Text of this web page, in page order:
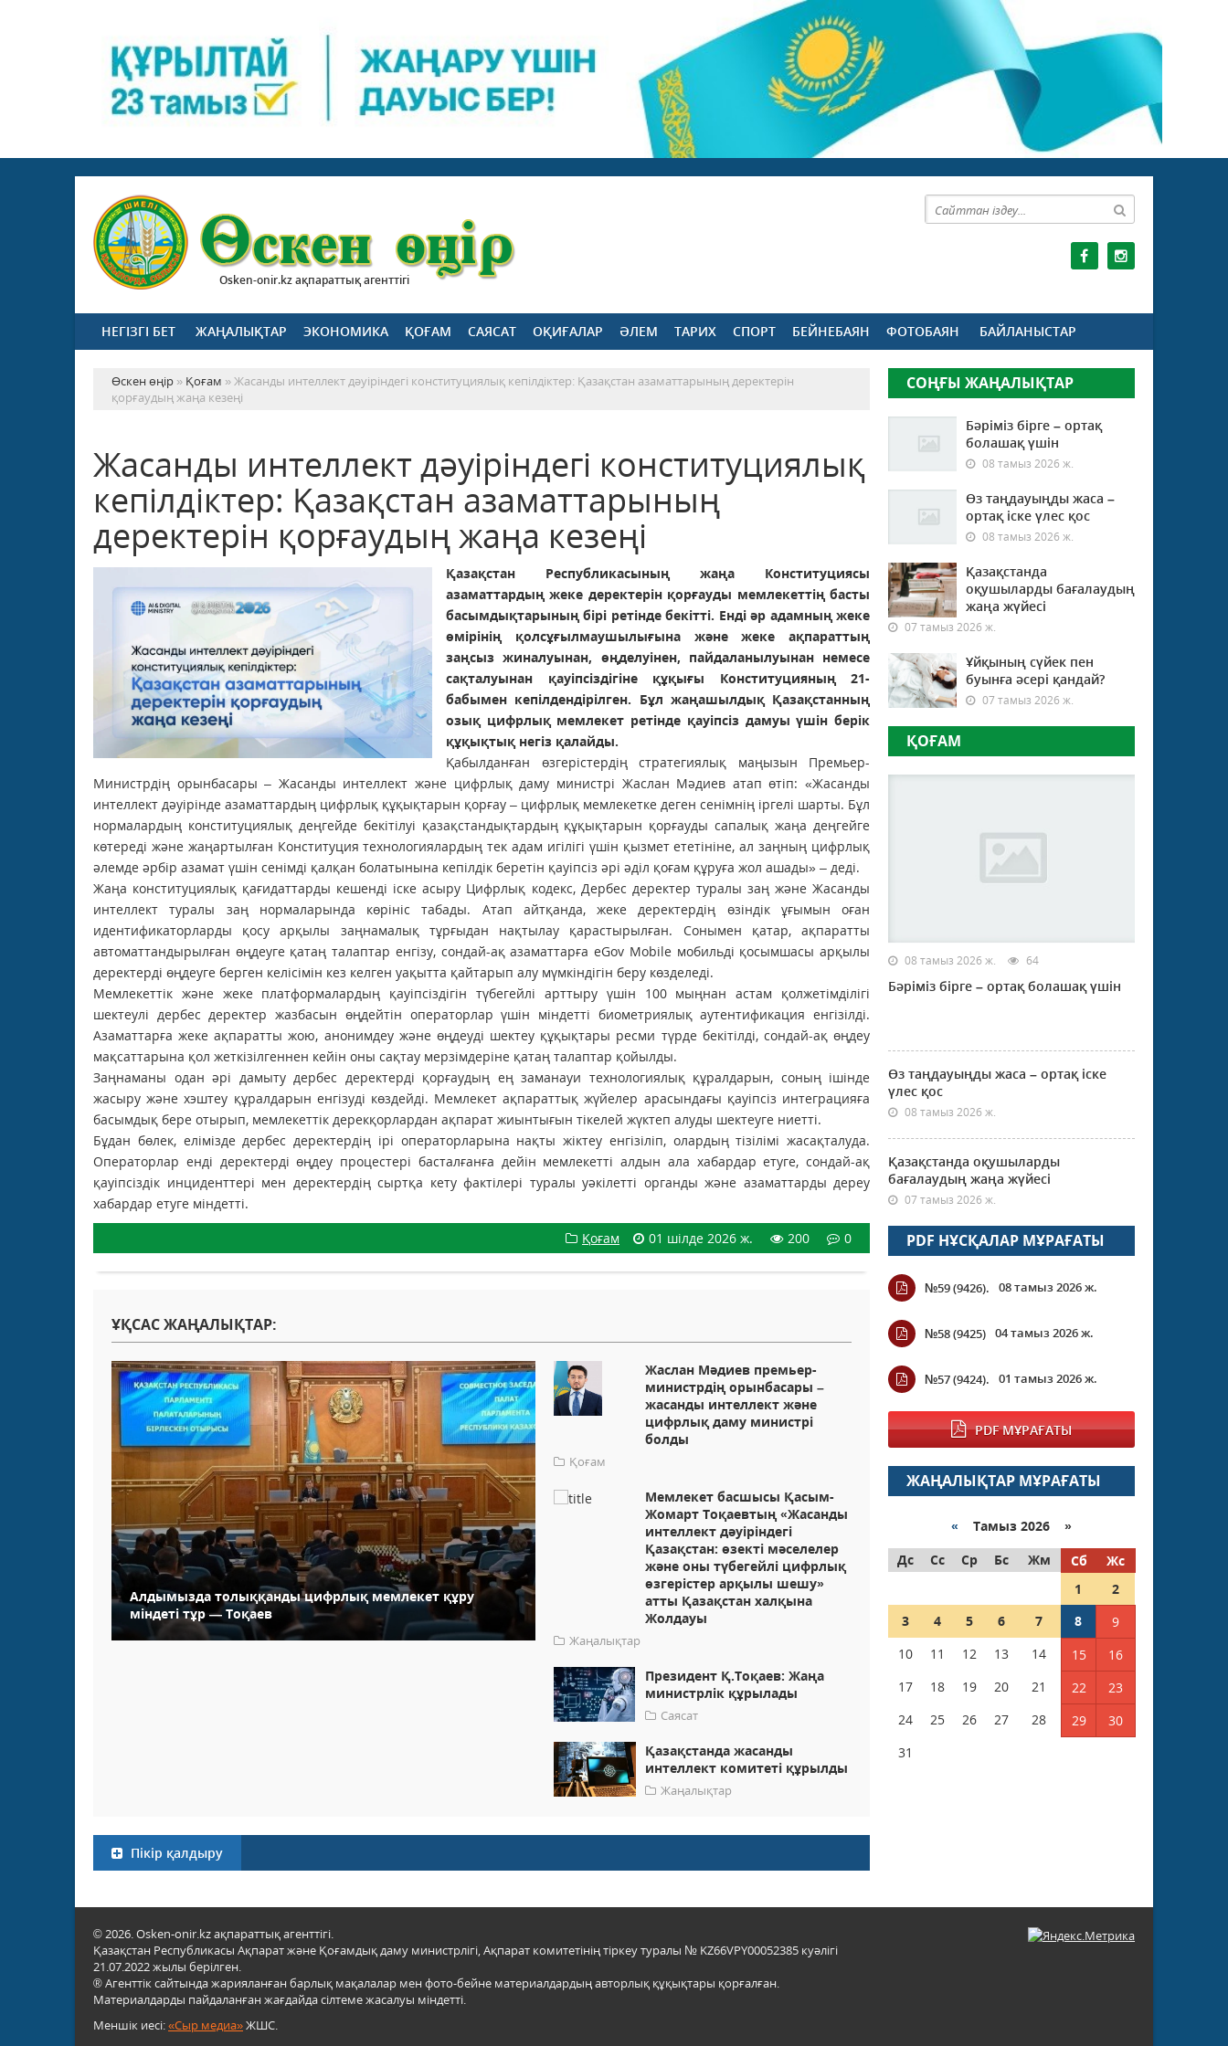
Osken-onir.kz ақпараттық агенттігі
НЕГІЗГІ БЕТ ЖАҢАЛЫҚТАР ЭКОНОМИКА ҚОҒАМ САЯСАТ ОҚИҒАЛАР ӘЛЕМ ТАРИХ СПОРТ БЕЙНЕБАЯН ФОТОБАЯН БАЙЛАНЫСТАР
Өскен өңір » Қоғам » Жасанды интеллект дәуіріндегі конституциялық кепілдіктер: Қазақстан азаматтарының деректерін
қорғаудың жаңа кезеңі
Жасанды интеллект дәуіріндегі конституциялық
кепілдіктер: Қазақстан азаматтарының
деректерін қорғаудың жаңа кезеңі
Қазақстан Республикасының жаңа Конституциясы
азаматтардың жеке деректерін қорғауды мемлекеттің басты
басымдықтарының бірі ретінде бекітті. Енді әр адамның жеке
өмірінің қолсұғылмаушылығына және жеке ақпараттың
заңсыз жиналуынан, өңделуінен, пайдаланылуынан немесе
сақталуынан қауіпсіздігіне құқығы Конституцияның 21-
бабымен кепілдендірілген. Бұл жаңашылдық Қазақстанның
озық цифрлық мемлекет ретінде қауіпсіз дамуы үшін берік
құқықтық негіз қалайды.
Қабылданған өзгерістердің стратегиялық маңызын Премьер-
Министрдің орынбасары – Жасанды интеллект және цифрлық даму министрі Жаслан Мәдиев атап өтіп: «Жасанды
интеллект дәуірінде азаматтардың цифрлық құқықтарын қорғау – цифрлық мемлекетке деген сенімнің іргелі шарты. Бұл
нормалардың конституциялық деңгейде бекітілуі қазақстандықтардың құқықтарын қорғауды сапалық жаңа деңгейге
көтереді және жаңартылған Конституция технологиялардың тек адам игілігі үшін қызмет ететініне, ал заңның цифрлық
әлемде әрбір азамат үшін сенімді қалқан болатынына кепілдік беретін қауіпсіз әрі әділ қоғам құруға жол ашады» – деді.
Жаңа конституциялық қағидаттарды кешенді іске асыру Цифрлық кодекс, Дербес деректер туралы заң және Жасанды
интеллект туралы заң нормаларында көрініс табады. Атап айтқанда, жеке деректердің өзіндік ұғымын оған
идентификаторларды қосу арқылы заңнамалық тұрғыдан нақтылау қарастырылған. Сонымен қатар, ақпаратты
автоматтандырылған өңдеуге қатаң талаптар енгізу, сондай-ақ азаматтарға eGov Mobile мобильді қосымшасы арқылы
деректерді өңдеуге берген келісімін кез келген уақытта қайтарып алу мүмкіндігін беру көзделеді.
Мемлекеттік және жеке платформалардың қауіпсіздігін түбегейлі арттыру үшін 100 мыңнан астам қолжетімділігі
шектеулі дербес деректер жазбасын өңдейтін операторлар үшін міндетті биометриялық аутентификация енгізілді.
Азаматтарға жеке ақпаратты жою, анонимдеу және өңдеуді шектеу құқықтары ресми түрде бекітілді, сондай-ақ өңдеу
мақсаттарына қол жеткізілгеннен кейін оны сақтау мерзімдеріне қатаң талаптар қойылды.
Заңнаманы одан әрі дамыту дербес деректерді қорғаудың ең заманауи технологиялық құралдарын, соның ішінде
жасыру және хэштеу құралдарын енгізуді көздейді. Мемлекет ақпараттық жүйелер арасындағы қауіпсіз интеграцияға
басымдық бере отырып, мемлекеттік дерекқорлардан ақпарат жиынтығын тікелей жүктеп алуды шектеуге ниетті.
Бұдан бөлек, елімізде дербес деректердің ірі операторларына нақты жіктеу енгізіліп, олардың тізілімі жасақталуда.
Операторлар енді деректерді өңдеу процестері басталғанға дейін мемлекетті алдын ала хабардар етуге, сондай-ақ
қауіпсіздік инциденттері мен деректердің сыртқа кету фактілері туралы уәкілетті органды және азаматтарды дереу
хабардар етуге міндетті.
Қоғам
01 шілде 2026 ж. 200 0
ҰҚСАС ЖАҢАЛЫҚТАР:
Алдымызда толыққанды цифрлық мемлекет құру
міндеті тұр — Тоқаев
Жаслан Мәдиев премьер-
министрдің орынбасары –
жасанды интеллект және
цифрлық даму министрі
болды
Қоғам
Мемлекет басшысы Қасым-
Жомарт Тоқаевтың «Жасанды
интеллект дәуіріндегі
Қазақстан: өзекті мәселелер
және оны түбегейлі цифрлық
өзгерістер арқылы шешу»
атты Қазақстан халқына
Жолдауы
Жаңалықтар
Президент Қ.Тоқаев: Жаңа
министрлік құрылады
Саясат
Қазақстанда жасанды
интеллект комитеті құрылды
Жаңалықтар
Пікір қалдыру
СОҢҒЫ ЖАҢАЛЫҚТАР
Бәріміз бірге – ортақ
болашақ үшін
08 тамыз 2026 ж.
Өз таңдауыңды жаса –
ортақ іске үлес қос
08 тамыз 2026 ж.
Қазақстанда
оқушыларды бағалаудың
жаңа жүйесі
07 тамыз 2026 ж.
Ұйқының сүйек пен
буынға әсері қандай?
07 тамыз 2026 ж.
ҚОҒАМ
08 тамыз 2026 ж. 64
Бәріміз бірге – ортақ болашақ үшін
Өз таңдауыңды жаса – ортақ іске
үлес қос
08 тамыз 2026 ж.
Қазақстанда оқушыларды
бағалаудың жаңа жүйесі
07 тамыз 2026 ж.
PDF НҰСҚАЛАР МҰРАҒАТЫ
№59 (9426). 08 тамыз 2026 ж.
№58 (9425) 04 тамыз 2026 ж.
№57 (9424). 01 тамыз 2026 ж.
PDF МҰРАҒАТЫ
ЖАҢАЛЫҚТАР МҰРАҒАТЫ
« Тамыз 2026 »
Дс
Сс Ср Бс Жм Сб
Жс
1
2
3
4 5 6 7 8
9
10
11 12 13 14 15
16
17
18 19 20 21 22
23
24
25 26 27 28 29
30
31
© 2026. Osken-onir.kz ақпараттық агенттігі.
Қазақстан Республикасы Ақпарат және Қоғамдық даму министрлігі, Ақпарат комитетінің тіркеу туралы № KZ66VPY00052385 куәлігі
21.07.2022 жылы берілген.
® Агенттік сайтында жарияланған барлық мақалалар мен фото-бейне материалдардың авторлық құқықтары қорғалған.
Материалдарды пайдаланған жағдайда сілтеме жасалуы міндетті.
Меншік иесі:«Сыр медиа»ЖШС.